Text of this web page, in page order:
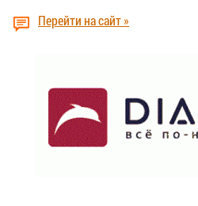
Перейти на сайт »